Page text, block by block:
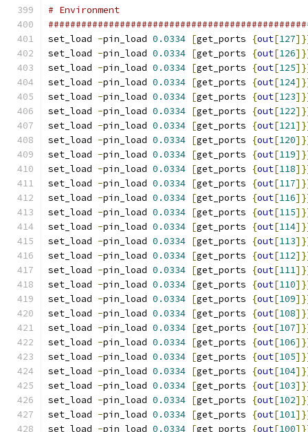
# Environment
set_load -pin_load 0.0334 [get_ports {out[127
set_load -pin_load 0.0334 [get_ports {out[126
set_load -pin_load 0.0334 [get_ports {out[125
set_load -pin_load 0.0334 [get_ports {out[124
set_load -pin_load 0.0334 [get_ports {out[123
set_load -pin_load 0.0334 [get_ports {out[122
set_load -pin_load 0.0334 [get_ports {out[121
set_load -pin_load 0.0334 [get_ports {out[120
set_load -pin_load 0.0334 [get_ports {out[119
set_load -pin_load 0.0334 [get_ports {out[118
set_load -pin_load 0.0334 [get_ports {out[117
set_load -pin_load 0.0334 [get_ports {out[116
set_load -pin_load 0.0334 [get_ports {out[115
set_load -pin_load 0.0334 [get_ports {out[114
set_load -pin_load 0.0334 [get_ports {out[113
set_load -pin_load 0.0334 [get_ports {out[112
set_load -pin_load 0.0334 [get_ports {out[111
set_load -pin_load 0.0334 [get_ports {out[110
set_load -pin_load 0.0334 [get_ports {out[109
set_load -pin_load 0.0334 [get_ports {out[108
set_load -pin_load 0.0334 [get_ports {out[107
set_load -pin_load 0.0334 [get_ports {out[106
set_load -pin_load 0.0334 [get_ports {out[105
set_load -pin_load 0.0334 [get_ports {out[104
set_load -pin_load 0.0334 [get_ports {out[103
set_load -pin_load 0.0334 [get_ports {out[102
set_load -pin_load 0.0334 [get_ports {out[101
set_load -pin_load 0.0334 [get_ports {out[100